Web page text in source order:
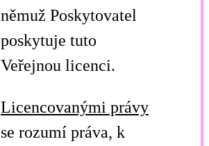
němuž Poskytovatel
poskytuje tuto
Veřejnou licenci.
Licencovanými právy
se rozumí práva, k